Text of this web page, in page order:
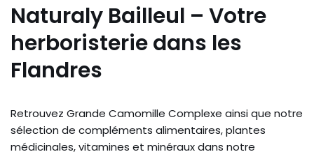
Naturaly Bailleul – Votre
herboristerie dans les
Flandres
Retrouvez Grande Camomille Complexe ainsi que notre
sélection de compléments alimentaires, plantes
médicinales, vitamines et minéraux dans notre